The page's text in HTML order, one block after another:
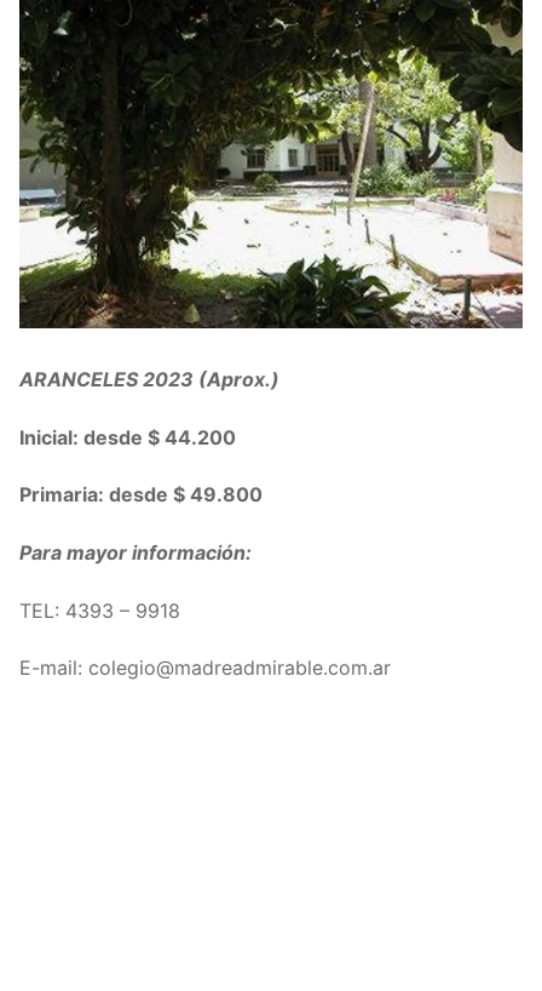
ARANCELES 2023 (Aprox.)
Inicial: desde $ 44.200
Primaria: desde $ 49.800
Para mayor información:
TEL: 4393 – 9918
E-mail: colegio@madreadmirable.com.ar